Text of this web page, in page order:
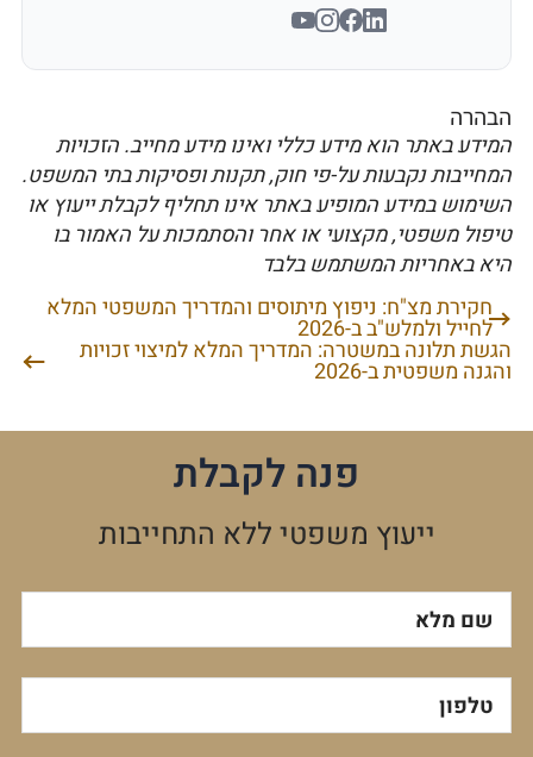
הבהרה
המידע באתר הוא מידע כללי ואינו מידע מחייב. הזכויות
המחייבות נקבעות על-פי חוק, תקנות ופסיקות בתי המשפט.
השימוש במידע המופיע באתר אינו תחליף לקבלת ייעוץ או
טיפול משפטי, מקצועי או אחר והסתמכות על האמור בו
היא באחריות המשתמש בלבד
ניווטחקירת מצ"ח: ניפוץ מיתוסים והמדריך המשפטי המלא
לחייל ולמלש"ב ב-2026
הגשת תלונה במשטרה: המדריך המלא למיצוי זכויות
והגנה משפטית ב-2026
פנה לקבלת
ייעוץ משפטי ללא התחייבות
שם מלא
טלפון